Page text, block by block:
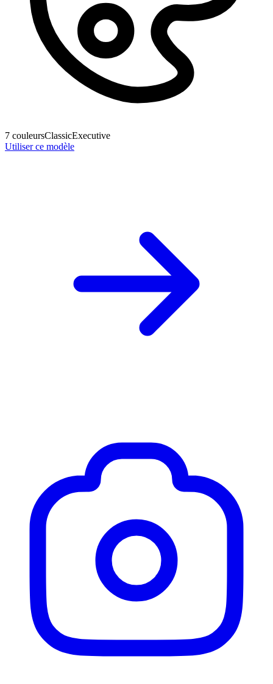
7 couleursClassicExecutive
Utiliser ce modèle